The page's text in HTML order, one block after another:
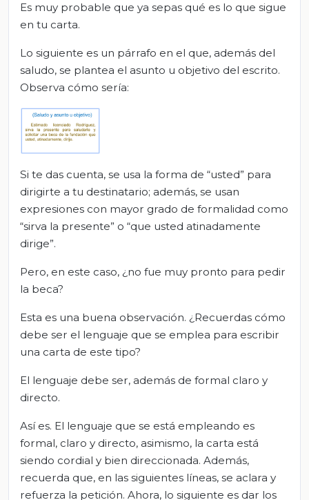
Es muy probable que ya sepas qué es lo que sigue
en tu carta.
Lo siguiente es un párrafo en el que, además del
saludo, se plantea el asunto u objetivo del escrito.
Observa cómo sería:
Si te das cuenta, se usa la forma de “usted” para
dirigirte a tu destinatario; además, se usan
expresiones con mayor grado de formalidad como
“sirva la presente” o “que usted atinadamente
dirige”.
Pero, en este caso, ¿no fue muy pronto para pedir
la beca?
Esta es una buena observación. ¿Recuerdas cómo
debe ser el lenguaje que se emplea para escribir
una carta de este tipo?
El lenguaje debe ser, además de formal claro y
directo.
Así es. El lenguaje que se está empleando es
formal, claro y directo, asimismo, la carta está
siendo cordial y bien direccionada. Además,
recuerda que, en las siguientes líneas, se aclara y
refuerza la petición. Ahora, lo siguiente es dar los